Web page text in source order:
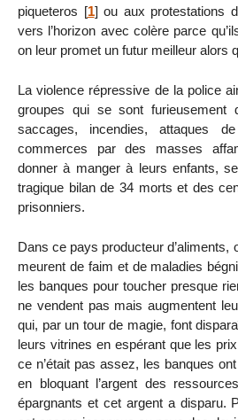
piqueteros [1] ou aux protestations
vers l’horizon avec colère parce
on leur promet un futur meilleur alors
La violence répressive de la police
groupes qui se sont furieusement
saccages, incendies, attaques
commerces par des masses
donner à manger à leurs enfants,
tragique bilan de 34 morts et des
prisonniers.
Dans ce pays producteur d’aliments,
meurent de faim et de maladies
les banques pour toucher presque
ne vendent pas mais augmentent
qui, par un tour de magie, font
leurs vitrines en espérant que les
ce n’était pas assez, les banques
en bloquant l’argent des
épargnants et cet argent a disparu.